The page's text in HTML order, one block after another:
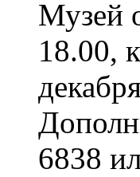
Музей
18.00,
6838